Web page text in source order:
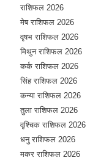
राशिफल 2026
मेष राशिफल 2026
वृषभ राशिफल 2026
मिथुन राशिफल 2026
कर्क राशिफल 2026
सिंह राशिफल 2026
कन्या राशिफल 2026
तुला राशिफल 2026
वृश्चिक राशिफल 2026
धनु राशिफल 2026
मकर राशिफल 2026